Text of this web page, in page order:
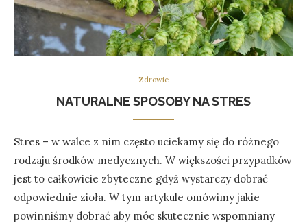
Zdrowie
NATURALNE SPOSOBY NA STRES
Stres – w walce z nim często uciekamy się do różnego
rodzaju środków medycznych. W większości przypadków
jest to całkowicie zbyteczne gdyż wystarczy dobrać
odpowiednie zioła. W tym artykule omówimy jakie
powinniśmy dobrać aby móc skutecznie wspomniany